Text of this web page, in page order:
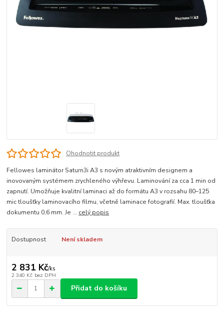
Ohodnotit produkt
Fellowes laminátor Saturn3i A3 s novým atraktivním designem a
inovovaným systémem zrychleného výhřevu. Laminování za cca 1 min od
zapnutí. Umožňuje kvalitní laminaci až do formátu A3 v rozsahu 80–125
mic tloušťky laminovacího filmu, včetně laminace fotografií. Max. tloušťka
dokumentu 0,6 mm. Je ... celý popis
Dostupnost Není skladem
2 831 Kč/ks
2 340 Kč bez DPH
Přidat do košíku